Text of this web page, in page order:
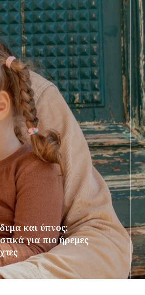
και ύπνος:
για πιο ήρεμες